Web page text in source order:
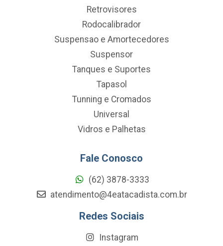
Retrovisores
Rodocalibrador
Suspensao e Amortecedores
Suspensor
Tanques e Suportes
Tapasol
Tunning e Cromados
Universal
Vidros e Palhetas
Fale Conosco
(62) 3878-3333
atendimento@4eatacadista.com.br
Redes Sociais
Instagram